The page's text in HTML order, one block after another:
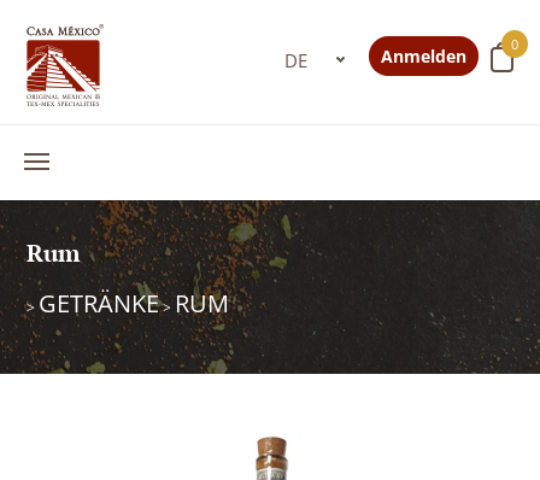
0
Anmelden
Rum
> GETRÄNKE> RUM